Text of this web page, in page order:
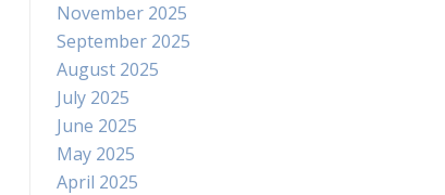
November 2025
September 2025
August 2025
July 2025
June 2025
May 2025
April 2025